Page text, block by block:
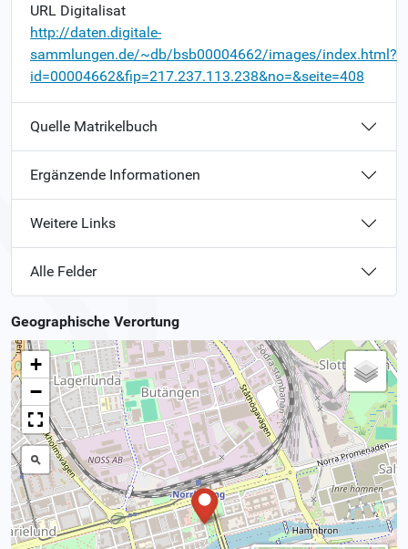
URL Digitalisat
http://daten.digitale-
sammlungen.de/~db/bsb00004662/images/index.html?
id=00004662&fip=217.237.113.238&no=&seite=408
Quelle Matrikelbuch
Ergänzende Informationen
Weitere Links
Alle Felder
Geographische Verortung
+
−